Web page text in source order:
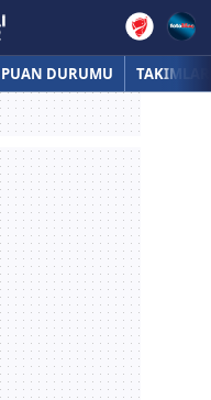
PUAN DURUMU TAKIMLAR